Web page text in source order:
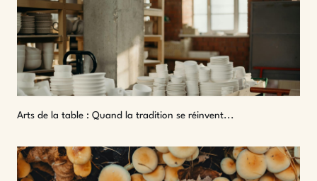
Arts de la table : Quand la tradition se réinvent...